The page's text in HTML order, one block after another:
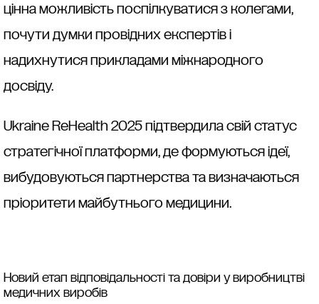
цінна можливість поспілкуватися з колегами,
почути думки провідних експертів і
надихнутися прикладами міжнародного
досвіду.
Ukraine ReHealth 2025 підтвердила свій статус
стратегічної платформи, де формуються ідеї,
вибудовуються партнерства та визначаються
пріоритети майбутнього медицини.
Новий етап відповідальності та довіри у виробництві
медичних виробів